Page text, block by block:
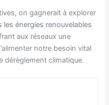
on gagnerait à explorer
énergies renouvelables
aux réseaux une
notre besoin vital
dérèglement climatique.